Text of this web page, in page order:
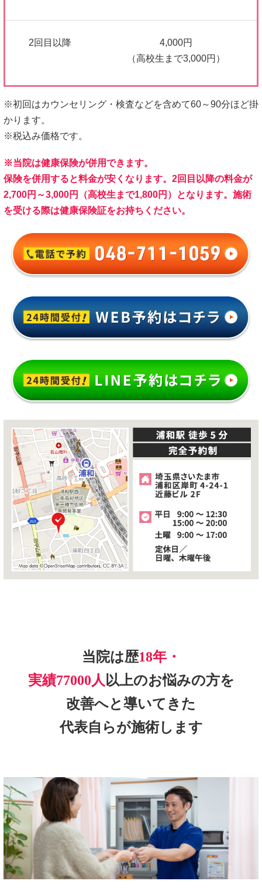
2回目以降
4,000円
（高校生まで3,000円）
※初回はカウンセリング・検査などを含めて60～90分ほど掛
かります。
※税込み価格です。
※当院は健康保険が併用できます。
保険を併用すると料金が安くなります。2回目以降の料金が
2,700円～3,000円（高校生まで1,800円）となります。施術
を受ける際は健康保険証をお持ちください。
当院は歴18年・
実績77000人 以上のお悩みの方を
改善へと導いてきた
代表自らが施術します